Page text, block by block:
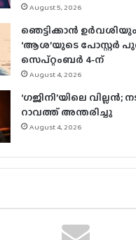
August 5, 2026
ഞെട്ടിക്കാൻ
‘ആശ’യുടെ പോസ്റ്റർ
സെപ്റ്റംബർ 4-ന്
August 4, 2026
‘ഗജിനി’യിലെ വില്ലൻ;
റാവത്ത് അന്തരിച്ചു
August 4, 2026